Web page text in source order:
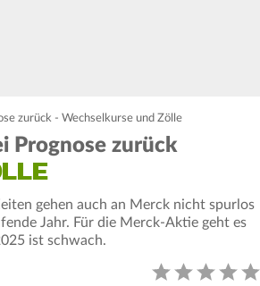
zurück - Wechselkurse und Zölle
Prognose zurück
gehen auch an Merck nicht spurlos
Jahr. Für die Merck-Aktie geht es
ist schwach.